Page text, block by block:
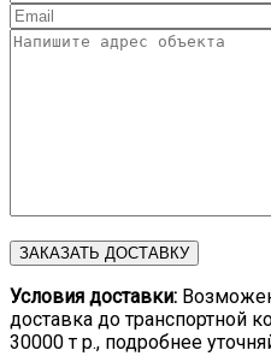
Условия доставки:
доставка до транспортной
30000 т р., подробнее